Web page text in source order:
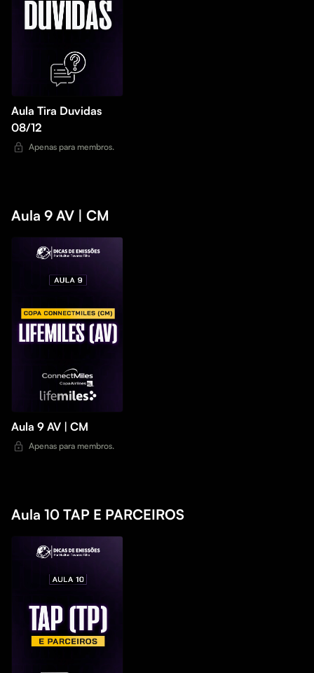
Aula Tira Duvidas
08/12
Apenas para membros.
Aula 9 AV | CM
Aula 9 AV | CM
Apenas para membros.
Aula 10 TAP E PARCEIROS